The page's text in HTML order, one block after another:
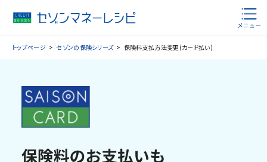
トップページ セゾンの保険シリーズ 保険料支払方法変更(カード払い)